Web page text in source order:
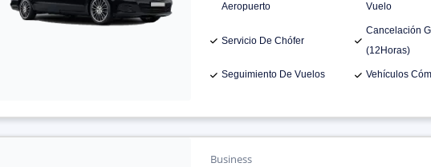
Aeropuerto
Vuelo
Servicio De Chófer
Cancelación
(12Horas)
Seguimiento De Vuelos Vehículos
Business